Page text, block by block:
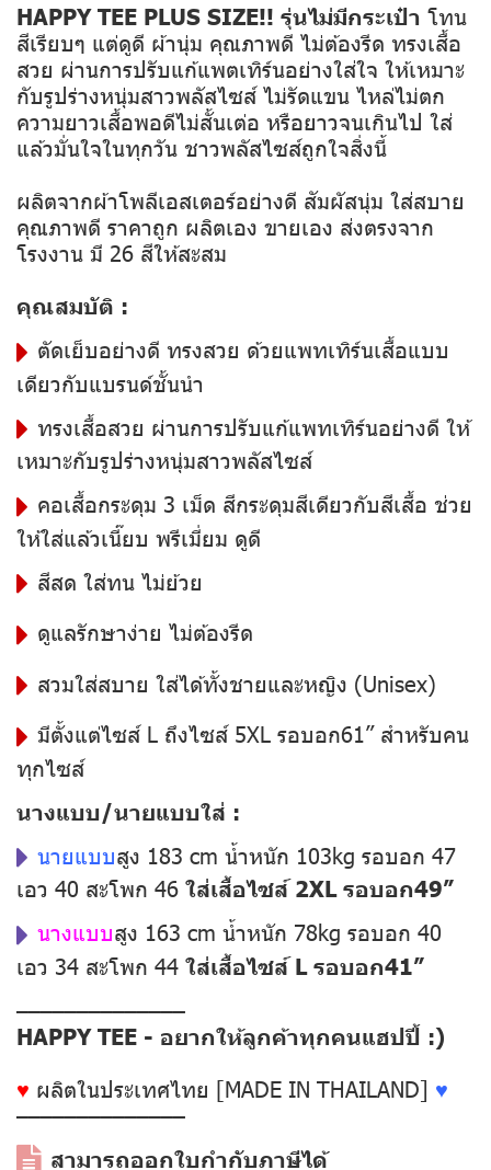
HAPPY TEE PLUS SIZE!! รุ่นไม่มีกระเป๋า โทน
สีเรียบๆ แต่ดูดี ผ้านุ่ม คุณภาพดี ไม่ต้องรีด ทรงเสื้อ
สวย ผ่านการปรับแก้แพตเทิร์นอย่างใส่ใจ ให้เหมาะ
กับรูปร่างหนุ่มสาวพลัสไซส์ ไม่รัดแขน ไหล่ไม่ตก
ความยาวเสื้อพอดีไม่สั้นเต่อ หรือยาวจนเกินไป ใส่
แล้วมั่นใจในทุกวัน ชาวพลัสไซส์ถูกใจสิ่งนี้
ผลิตจากผ้าโพลีเอสเตอร์อย่างดี สัมผัสนุ่ม ใส่สบาย
คุณภาพดี ราคาถูก ผลิตเอง ขายเอง ส่งตรงจาก
โรงงาน มี 26 สีให้สะสม
คุณสมบัติ :
ตัดเย็บอย่างดี ทรงสวย ด้วยแพทเทิร์นเสื้อแบบ
เดียวกับแบรนด์ชั้นนำ
ทรงเสื้อสวย ผ่านการปรับแก้แพทเทิร์นอย่างดี ให้
เหมาะกับรูปร่างหนุ่มสาวพลัสไซส์
คอเสื้อกระดุม 3 เม็ด สีกระดุมสีเดียวกับสีเสื้อ ช่วย
ให้ใส่แล้วเนี๊ยบ พรีเมี่ยม ดูดี
สีสด ใส่ทน ไม่ย้วย
ดูแลรักษาง่าย ไม่ต้องรีด
สวมใส่สบาย ใส่ได้ทั้งชายและหญิง (Unisex)
มีตั้งแต่ไซส์ L ถึงไซส์ 5XL รอบอก61” สำหรับคน
ทุกไซส์
นางแบบ/นายแบบใส่ :
นายแบบสูง 183 cm น้ำหนัก 103kg รอบอก 47
เอว 40 สะโพก 46 ใส่เสื้อไซส์ 2XL รอบอก49”
นางแบบสูง 163 cm น้ำหนัก 78kg รอบอก 40
เอว 34 สะโพก 44 ใส่เสื้อไซส์ L รอบอก41”
––––––––––––––
HAPPY TEE - อยากให้ลูกค้าทุกคนแฮปปี้ :)
♥ ผลิตในประเทศไทย [MADE IN THAILAND] ♥
––––––––––––––
สามารถออกใบกำกับภาษีได้